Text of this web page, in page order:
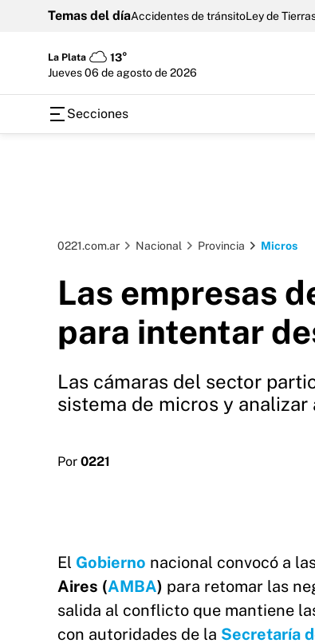
Temas del díaAccidentes de tránsitoLey de
La Plata
13°
jueves 06 de agosto de 2026
Secciones
0221.com.ar Nacional Provincia Micros
Las empresas
para intentar
Las cámaras del sector
sistema de micros y
Por 0221
El Gobierno nacional convocó a
Aires (AMBA) para retomar las
salida al conflicto que mantiene
con autoridades de la Secretaría